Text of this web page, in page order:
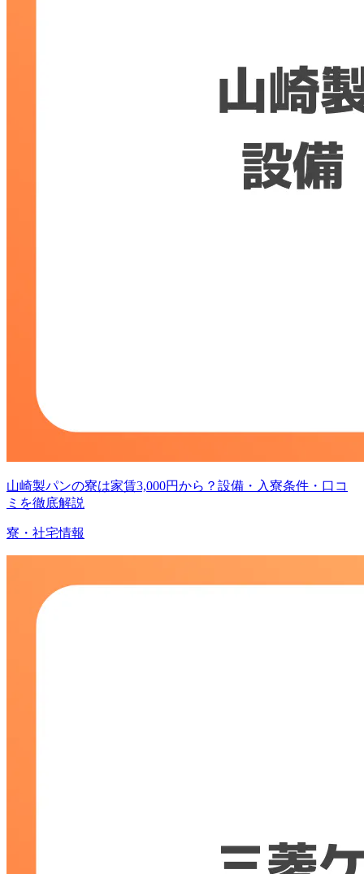
山崎製パンの寮は家賃3,000円から？設備・入寮条件・口コ
ミを徹底解説
寮・社宅情報